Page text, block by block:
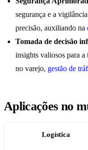
segurança e a
precisão, auxiliando na
Tomada de decisão
insights valiosos para a
no varejo, gestão de
Aplicações no
Logística